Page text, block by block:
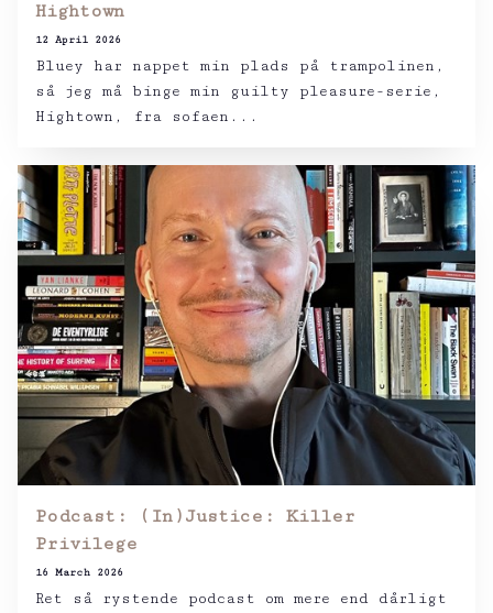
Hightown
12 April 2026
Bluey har nappet min plads på trampolinen,
så jeg må binge min guilty pleasure-serie,
Hightown, fra sofaen...
Podcast: (In)Justice: Killer
Privilege
16 March 2026
Ret så rystende podcast om mere end dårligt